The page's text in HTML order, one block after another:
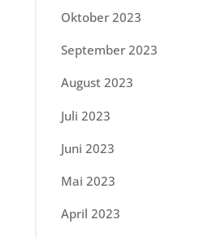
Oktober 2023
September 2023
August 2023
Juli 2023
Juni 2023
Mai 2023
April 2023